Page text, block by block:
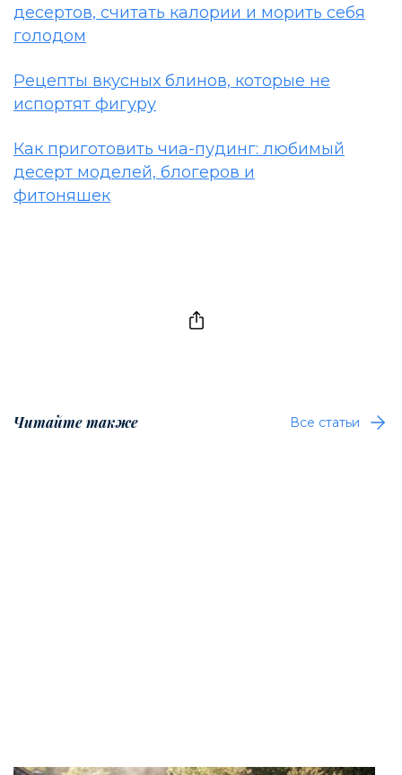
десертов, считать калории и морить себя
голодом
Рецепты вкусных блинов, которые не
испортят фигуру
Как приготовить чиа-пудинг: любимый
десерт моделей, блогеров и
фитоняшек
Читайте также Все статьи